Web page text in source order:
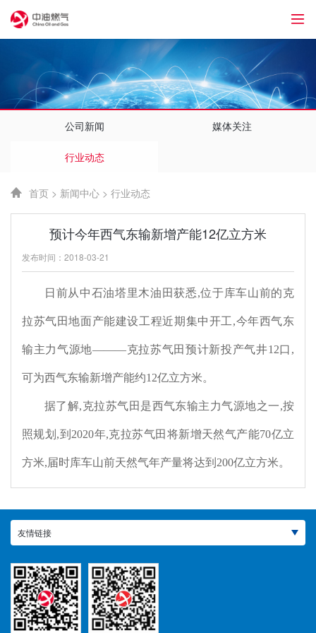
公司新闻 媒体关注
行业动态
首页 > 新闻中心 > 行业动态
预计今年西气东输新增产能12亿立方米
发布时间：2018-03-21
日前从中石油塔里木油田获悉,位于库车山前的克
拉苏气田地面产能建设工程近期集中开工 ,今年西气东
输主力气源地———克拉苏气田预计新投产气井12口 ,
可为西气东输新增产能约12亿立方米。
据了解,克拉苏气田是西气东输主力气源地之一,按
照规划 ,到 2020年,克拉苏气田将新增天然气产能70亿立
方米,届时库车山前天然气年产量将达到 200亿立方米。
友情链接